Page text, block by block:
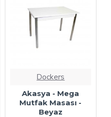
Dockers
Akasya - Mega
Mutfak Masası -
Beyaz